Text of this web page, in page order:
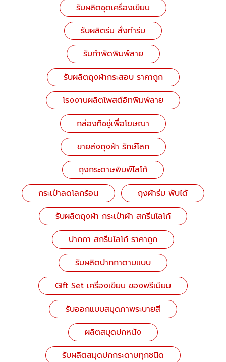
รับผลิตชุดเครื่องเขียน
รับผลิตร่ม สั่งทำร่ม
รับทำพัดพิมพ์ลาย
รับผลิตถุงผ้ากระสอบ ราคาถูก
โรงงานผลิตโพสต์อิทพิมพ์ลาย
กล่องทิชชู่เพื่อโฆษณา
ขายส่งถุงผ้า รักษ์โลก
ถุงกระดาษพิมพ์โลโก้
กระเป๋าลดโลกร้อน
ถุงผ้าร่ม พับได้
รับผลิตถุงผ้า กระเป๋าผ้า สกรีนโลโก้
ปากกา สกรีนโลโก้ ราคาถูก
รับผลิตปากกาตามแบบ
Gift Set เครื่องเขียน ของพรีเมียม
รับออกแบบสมุดภาพระบายสี
ผลิตสมุดปกหนัง
รับผลิตสมุดปกกระดาษทุกชนิด